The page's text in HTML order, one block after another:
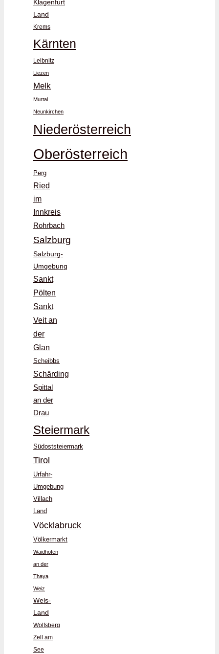
Klagenfurt
Land
Krems
Kärnten
Leibnitz
Liezen
Melk
Murtal
Neunkirchen
Niederösterreich
Oberösterreich
Perg
Ried
im
Innkreis
Rohrbach
Salzburg
Salzburg-
Umgebung
Sankt
Pölten
Sankt
Veit an
der
Glan
Scheibbs
Schärding
Spittal
an der
Drau
Steiermark
Südoststeiermark
Tirol
Urfahr-
Umgebung
Villach
Land
Vöcklabruck
Völkermarkt
Waidhofen
an der
Thaya
Weiz
Wels-
Land
Wolfsberg
Zell am
See